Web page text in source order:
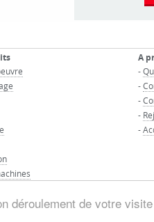
déroulement de votre
A
-
-
-
-
-